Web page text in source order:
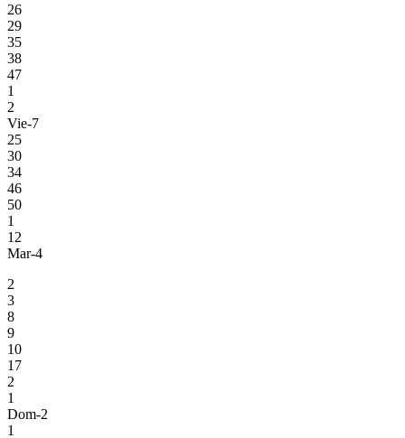
26
29
35
38
47
1
2
Vie-7
25
30
34
46
50
1
12
Mar-4
2
3
8
9
10
17
2
1
Dom-2
1